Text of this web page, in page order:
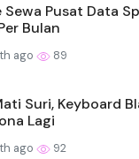
Pusat Data
Bulan
ago 89
Suri, Keyboard
Lagi
ago 92